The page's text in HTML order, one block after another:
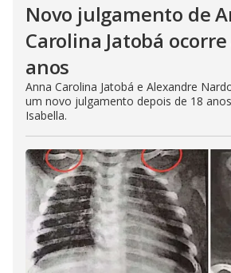
Novo julgamento de
Carolina Jatobá
anos
Anna Carolina Jatobá e Alexandre
um novo julgamento depois de 18
Isabella.